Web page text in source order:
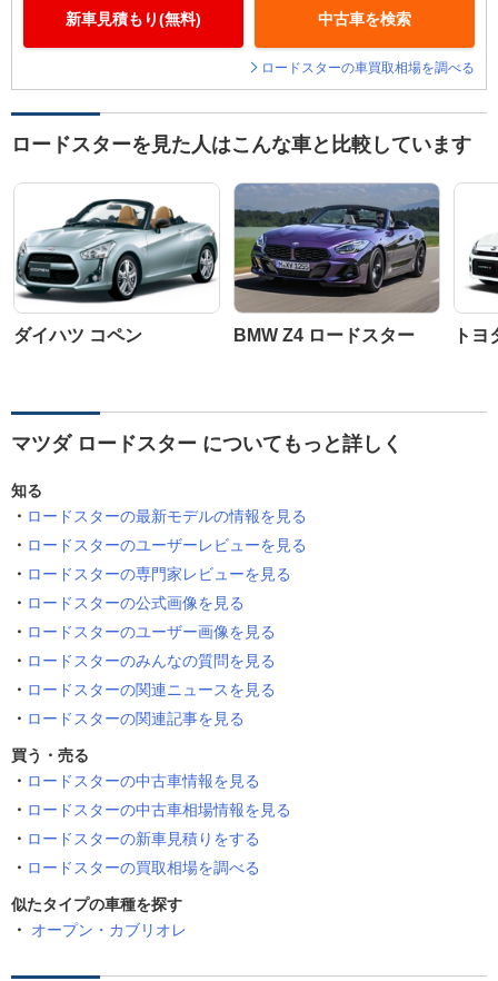
新車見積もり(無料) 中古車を検索
ロードスターの車買取相場を調べる
ロードスターを見た人はこんな車と比較しています
ダイハツ コペン BMW Z4 ロードスター トヨ
マツダ ロードスター についてもっと詳しく
知る
ロードスターの最新モデルの情報を見る
ロードスターのユーザーレビューを見る
ロードスターの専門家レビューを見る
ロードスターの公式画像を見る
ロードスターのユーザー画像を見る
ロードスターのみんなの質問を見る
ロードスターの関連ニュースを見る
ロードスターの関連記事を見る
買う・売る
ロードスターの中古車情報を見る
ロードスターの中古車相場情報を見る
ロードスターの新車見積りをする
ロードスターの買取相場を調べる
似たタイプの車種を探す
オープン・カブリオレ